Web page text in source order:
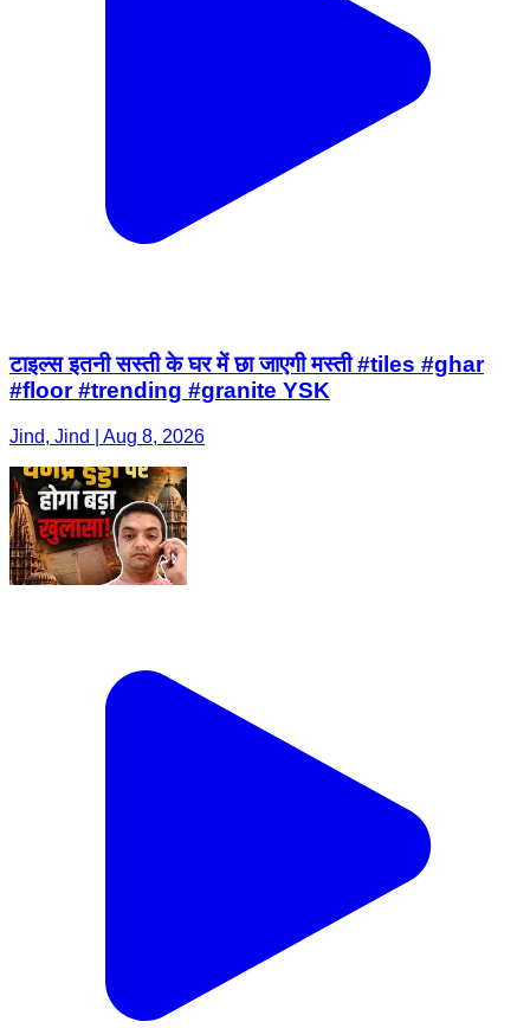
टाइल्स इतनी सस्ती के घर में छा जाएगी मस्ती #tiles #ghar
#floor #trending #granite YSK
Jind, Jind | Aug 8, 2026